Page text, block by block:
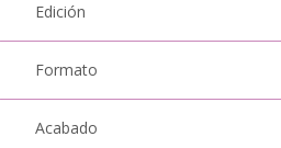
Edición
Formato
Acabado